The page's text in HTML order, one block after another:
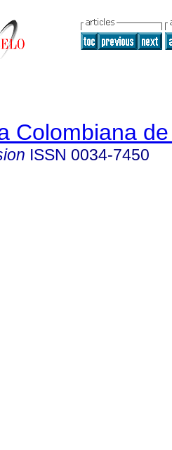
Colombiana
ISSN 0034-7450